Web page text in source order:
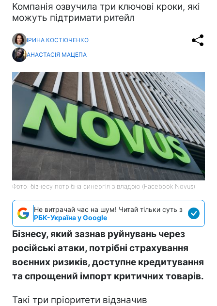
Компанія озвучила три ключові кроки, які
можуть підтримати ритейл
ІРИНА КОСТЮЧЕНКО
АНАСТАСІЯ МАЦЕПА
Фото: бізнесу потрібна синергія з владою (Facebook Novus)
Не витрачай час на шум! Читай тільки суть з
РБК-Україна у Google
Бізнесу, який зазнав руйнувань через
російські атаки, потрібні страхування
воєнних ризиків, доступне кредитування
та спрощений імпорт критичних товарів.
Такі три пріоритети відзначив